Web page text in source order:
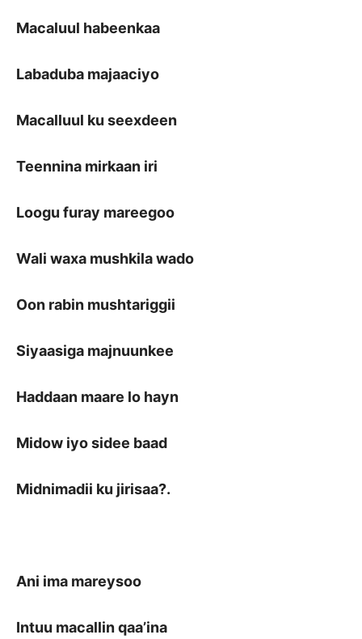
Macaluul habeenkaa
Labaduba majaaciyo
Macalluul ku seexdeen
Teennina mirkaan iri
Loogu furay mareegoo
Wali waxa mushkila wado
Oon rabin mushtariggii
Siyaasiga majnuunkee
Haddaan maare lo hayn
Midow iyo sidee baad
Midnimadii ku jirisaa?.
Ani ima mareysoo
Intuu macallin qaa’ina